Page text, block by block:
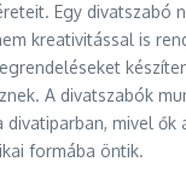
Egy divatszabó
kreativitással is
A divatszabók
mivel ők
formába öntik.